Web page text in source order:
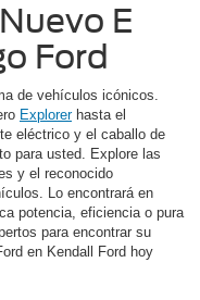
E
Ford
de vehículos icónicos.
Explorerhasta el
eléctrico y el caballo de
para usted. Explore las
y el reconocido
Lo encontrará en
potencia, eficiencia o pura
para encontrar su
en Kendall Ford hoy